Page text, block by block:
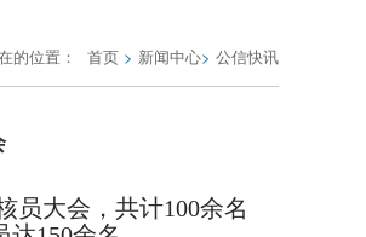
的位置： 首页 > 新闻中心> 公信快讯
员大会，共计100余名